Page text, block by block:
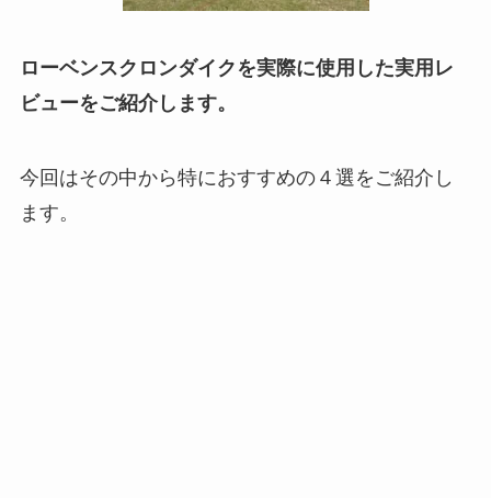
ローベンスクロンダイクを実際に使用した実用レ
ビューをご紹介します。
今回はその中から特におすすめの４選をご紹介し
ます。